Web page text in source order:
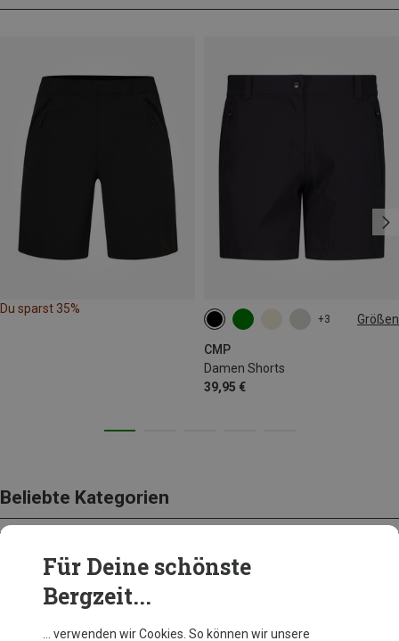
Du sparst 35%
+3 Größen
CMP
Damen Shorts
39,95 €
XXS M L
Beliebte Kategorien
BEKLEIDUNG
Für Deine schönste
Bergzeit...
… verwenden wir Cookies. So können wir unsere